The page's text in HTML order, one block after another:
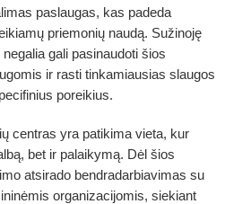
paslaugas, kas padeda
priemonių naudą. Sužinoję
gali pasinaudoti šios
ir rasti tinkamiausias slaugos
poreikius.
centras yra patikima vieta, kur
bet ir palaikymą. Dėl šios
atsirado bendradarbiavimas su
organizacijomis, siekiant